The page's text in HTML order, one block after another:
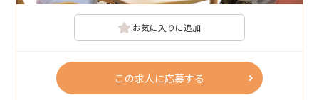
お気に入りに追加
この求人に応募する